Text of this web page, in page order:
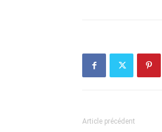
Article précédent